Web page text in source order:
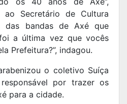
ao Secretário de Cultura
das bandas de Axé que
a última vez que vocês
Prefeitura?”, indagou.
o coletivo Suíça
por trazer os
para a cidade.